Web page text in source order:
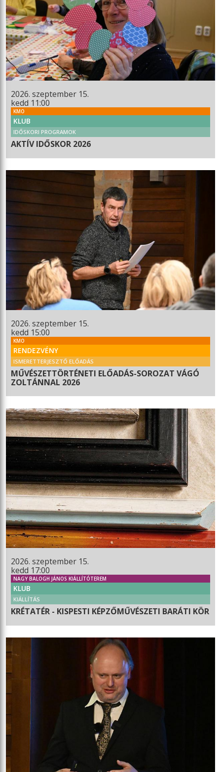
2026. szeptember 15.
kedd 11:00
KMO
KLUB
IDŐSKORI PROGRAMOK
AKTÍV IDŐSKOR 2026
2026. szeptember 15.
kedd 15:00
KMO
RENDEZVÉNY
ISMERETTERJESZTŐ ELŐADÁS
MŰVÉSZETTÖRTÉNETI ELŐADÁS-SOROZAT VÁGÓ
ZOLTÁNNAL 2026
2026. szeptember 15.
kedd 17:00
NAGY BALOGH JÁNOS KIÁLLÍTÓTEREM
KLUB
KIÁLLÍTÁS
KRÉTATÉR - KISPESTI KÉPZŐMŰVÉSZETI BARÁTI KÖR